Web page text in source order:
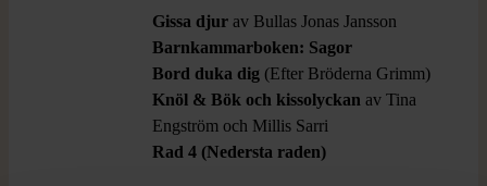
Gissa djur av Bullas Jonas Jansson
Barnkammarboken: Sagor
Bord duka dig (Efter Bröderna Grimm)
Knöl & Bök och kissolyckan av Tina
Engström och Millis Sarri
Rad 4 (Nedersta raden)